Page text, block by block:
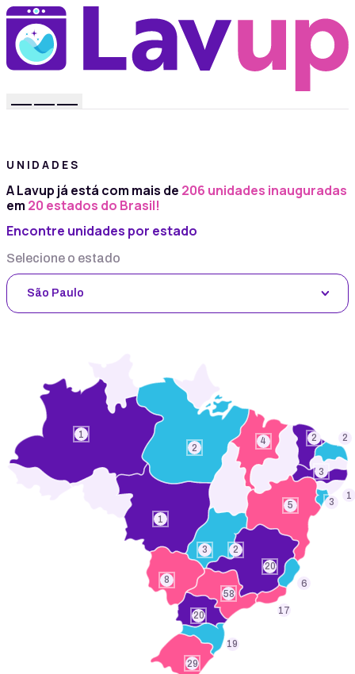
UNIDADES
A Lavup já está com mais de 206 unidades inauguradas
em 20 estados do Brasil!
Encontre unidades por estado
Selecione o estado
São Paulo
1
1
5
2
2
6
3
4
1
8
20
2
20
3
17
2
29
19
58
3